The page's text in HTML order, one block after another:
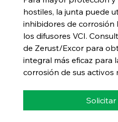
hostiles, la junta puede
inhibidores de corrosión
los difusores VCI.
de Zerust/Excor para
integral más eficaz para
corrosión de sus activos
Solicitar